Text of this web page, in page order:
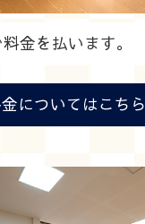
金を払います。
についてはこちら